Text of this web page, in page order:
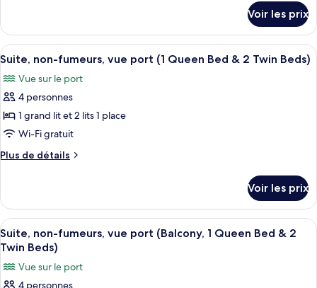
Suite,
non-
fumeurs,
vue
port
(1
Queen
Bed
&
Beds)
le
type
de
Suite,
non-
vue
port
Queen
Twin
Beds)
Voir les prix
Afficher
toutes
les
photos
pour
ce
type
de
Suite,
non-
fumeurs,
vue
port
(1
Un salon moderne avec un canapé
7
Suite, non-fumeurs, vue port (1 Queen Bed & 2 Twin Beds)
Vue sur le port
4 personnes
1 grand lit et 2 lits 1 place
Wi-Fi gratuit
Plus de détails
Plus
le
type
de
chambre
non-
fumeurs,
Voir les prix
Afficher
toutes
photos
Une chambre d’hôtel avec un grand
10
Suite, non-fumeurs, vue port (Balcony, 1 Queen Bed & 2
Twin Beds)
Vue sur le port
4 personnes